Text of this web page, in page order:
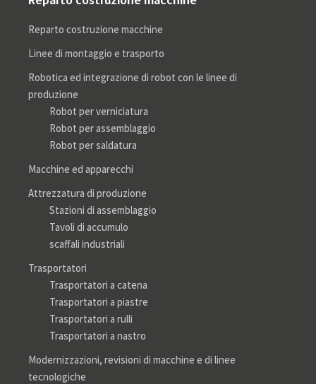
Reparto costruzione macchine
Linee di montaggio e trasporto
Robotica ed integrazione di robot con le linee di
produzione
Robot per verniciatura
Robot per assemblaggio
Robot per saldatura
Macchine ed apparecchi
Attrezzatura di produzione
Stazioni di assemblaggio
Tavoli di accumulo
scaffali industriali
Trasportatori
Trasportatori a catena
Trasportatori a piastre
Trasportatori a rulli
Trasportatori a nastro
Modernizzazioni, revisioni di macchine e di linee
tecnologiche